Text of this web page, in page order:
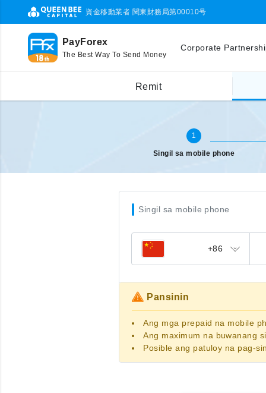
資金移動業者 関東財務局第00010号
PayForex
The Best Way To Send Money
Corporate
Remit
Ilagay ang mobile phone number
1
Singil sa mobile phone
Singil sa mobile phone
+86
Pansinin
Ang mga prepaid na mobile
Ang maximum na buwanang
Posible ang patuloy na pag-